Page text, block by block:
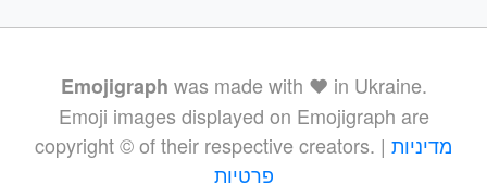
Emojigraph was made with ❤️ in Ukraine.
Emoji images displayed on Emojigraph are
copyright © of their respective creators. | מדיניות
פרטיות